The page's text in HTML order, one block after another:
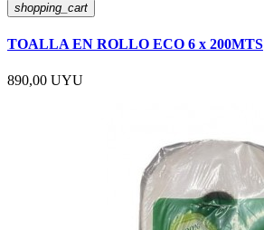
shopping_cart
TOALLA EN ROLLO ECO 6 x 200MTS
890,00 UYU